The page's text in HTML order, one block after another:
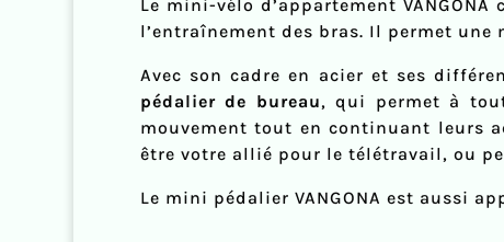
Le mini-vélo d’appartement
l’entraînement des bras. Il permet
Avec son cadre en acier et ses
pédalier de bureau, qui permet à
mouvement tout en continuant leurs
être votre allié pour le télétravail, ou
Le mini pédalier VANGONA est aussi